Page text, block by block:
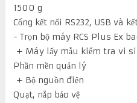
1500 g
Cổng kết nối RS232, USB và
- Trọn bộ máy RCS Plus Ex
+ Máy lấy mẫu kiểm tra
Phần mền quản lý
+ Bộ
Quạt, nắp bảo vệ